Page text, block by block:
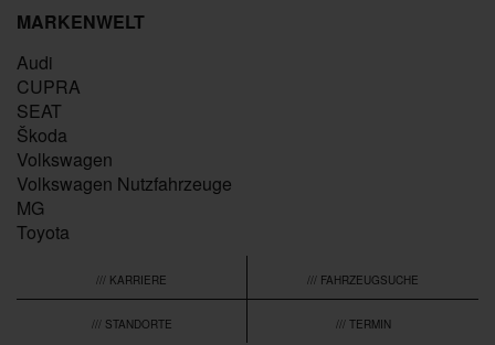
MARKENWELT
Audi
CUPRA
SEAT
Škoda
Volkswagen
Volkswagen Nutzfahrzeuge
MG
Toyota
/// KARRIERE /// FAHRZEUGSUCHE
/// STANDORTE /// TERMIN